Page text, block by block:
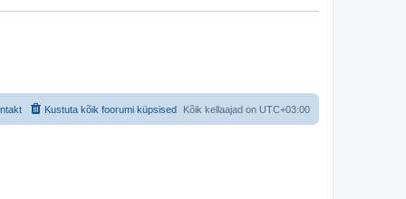
Kõik kellaajad on UTC+03:00
Kustuta kõik foorumi küpsised